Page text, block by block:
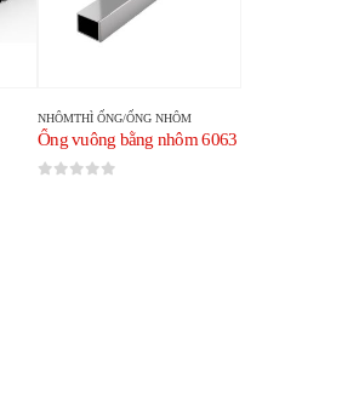
NHÔMTHÌ ỐNG/ỐNG NHÔM
Ống vuông bằng nhôm 6063